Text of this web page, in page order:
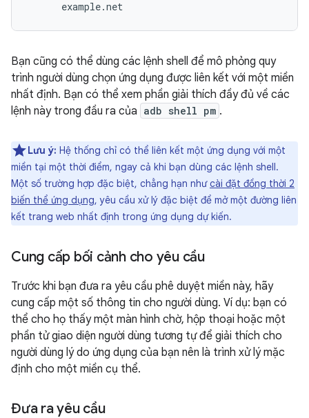
Bạn cũng có thể dùng các lệnh shell để mô phỏng quy
trình người dùng chọn ứng dụng được liên kết với một miền
nhất định. Bạn có thể xem phần giải thích đầy đủ về các
lệnh này trong đầu ra của adb shell pm .
Lưu ý: Hệ thống chỉ có thể liên kết một ứng dụng với một
miền tại một thời điểm, ngay cả khi bạn dùng các lệnh shell.
Một số trường hợp đặc biệt, chẳng hạn nhưcài đặt đồng thời 2
biến thể ứng dụng, yêu cầu xử lý đặc biệt để mở một đường liên
kết trang web nhất định trong ứng dụng dự kiến.
Cung cấp bối cảnh cho yêu cầu
Trước khi bạn đưa ra yêu cầu phê duyệt miền này, hãy
cung cấp một số thông tin cho người dùng. Ví dụ: bạn có
thể cho họ thấy một màn hình chờ, hộp thoại hoặc một
phần tử giao diện người dùng tương tự để giải thích cho
người dùng lý do ứng dụng của bạn nên là trình xử lý mặc
định cho một miền cụ thể.
Đưa ra yêu cầu